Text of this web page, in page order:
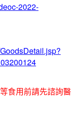
2022-
食用前請先諮詢醫